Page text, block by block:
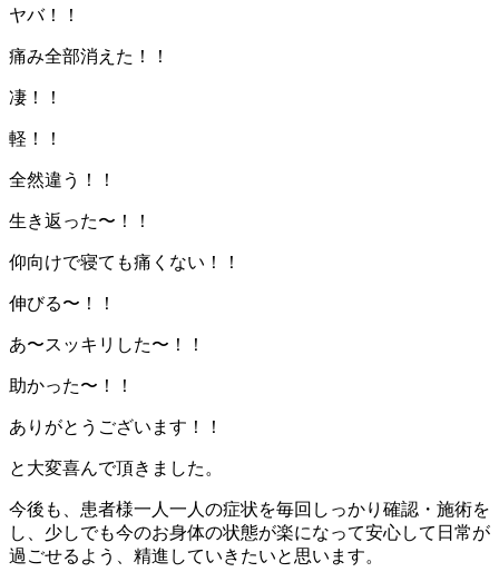
ヤバ！！
痛み全部消えた！！
凄！！
軽！！
全然違う！！
生き返った〜！！
仰向けで寝ても痛くない！！
伸びる〜！！
あ〜スッキリした〜！！
助かった〜！！
ありがとうございます！！
と大変喜んで頂きました。
今後も、患者様一人一人の症状を毎回しっかり確認・施術を
し、少しでも今のお身体の状態が楽になって安心して日常が
過ごせるよう、精進していきたいと思います。